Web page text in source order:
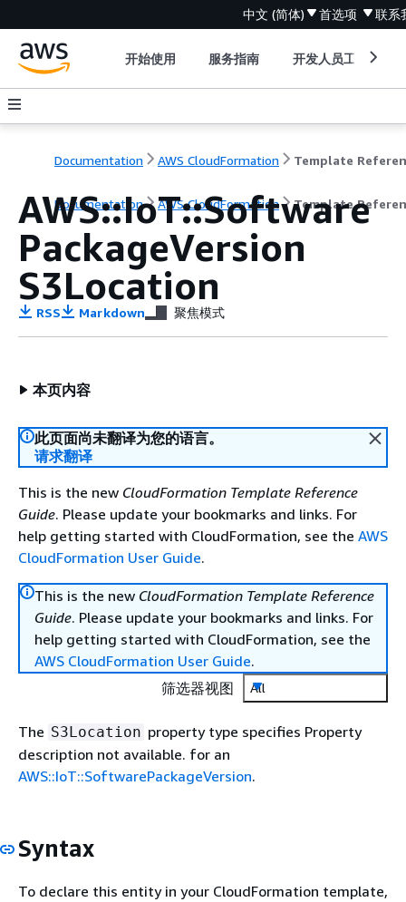
中文 (简体) 首选项 联系
开始使用 服务指南 开发人员工具
Documentation AWS CloudFormation Template
Documentation AWS CloudFormation Template
AWS::IoT::Software
PackageVersion
S3Location
RSS Markdown 聚焦模式
本页内容
此页面尚未翻译为您的语言。
请求翻译
This is the new CloudFormation Template Reference
Guide. Please update your bookmarks and links. For
help getting started with CloudFormation, see the AWS
CloudFormation User Guide.
This is the new CloudFormation Template Reference
Guide. Please update your bookmarks and links. For
help getting started with CloudFormation, see the
AWS CloudFormation User Guide.
筛选器视图
All
The S3Location property type specifies Property
description not available. for an
AWS::IoT::SoftwarePackageVersion.
Syntax
To declare this entity in your CloudFormation template,